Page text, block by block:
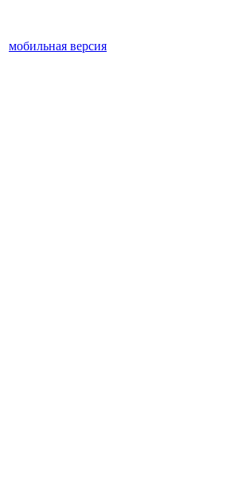
мобильная версия